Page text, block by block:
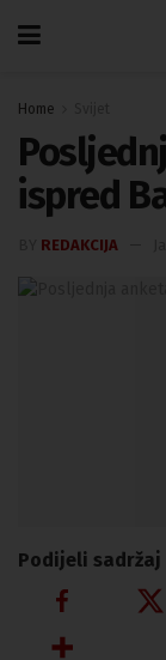
Home
ispred
REDAKCIJA
Podijeli sadržaj